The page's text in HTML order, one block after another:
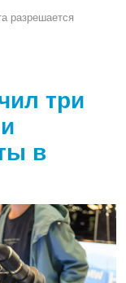
разрешается
три
в